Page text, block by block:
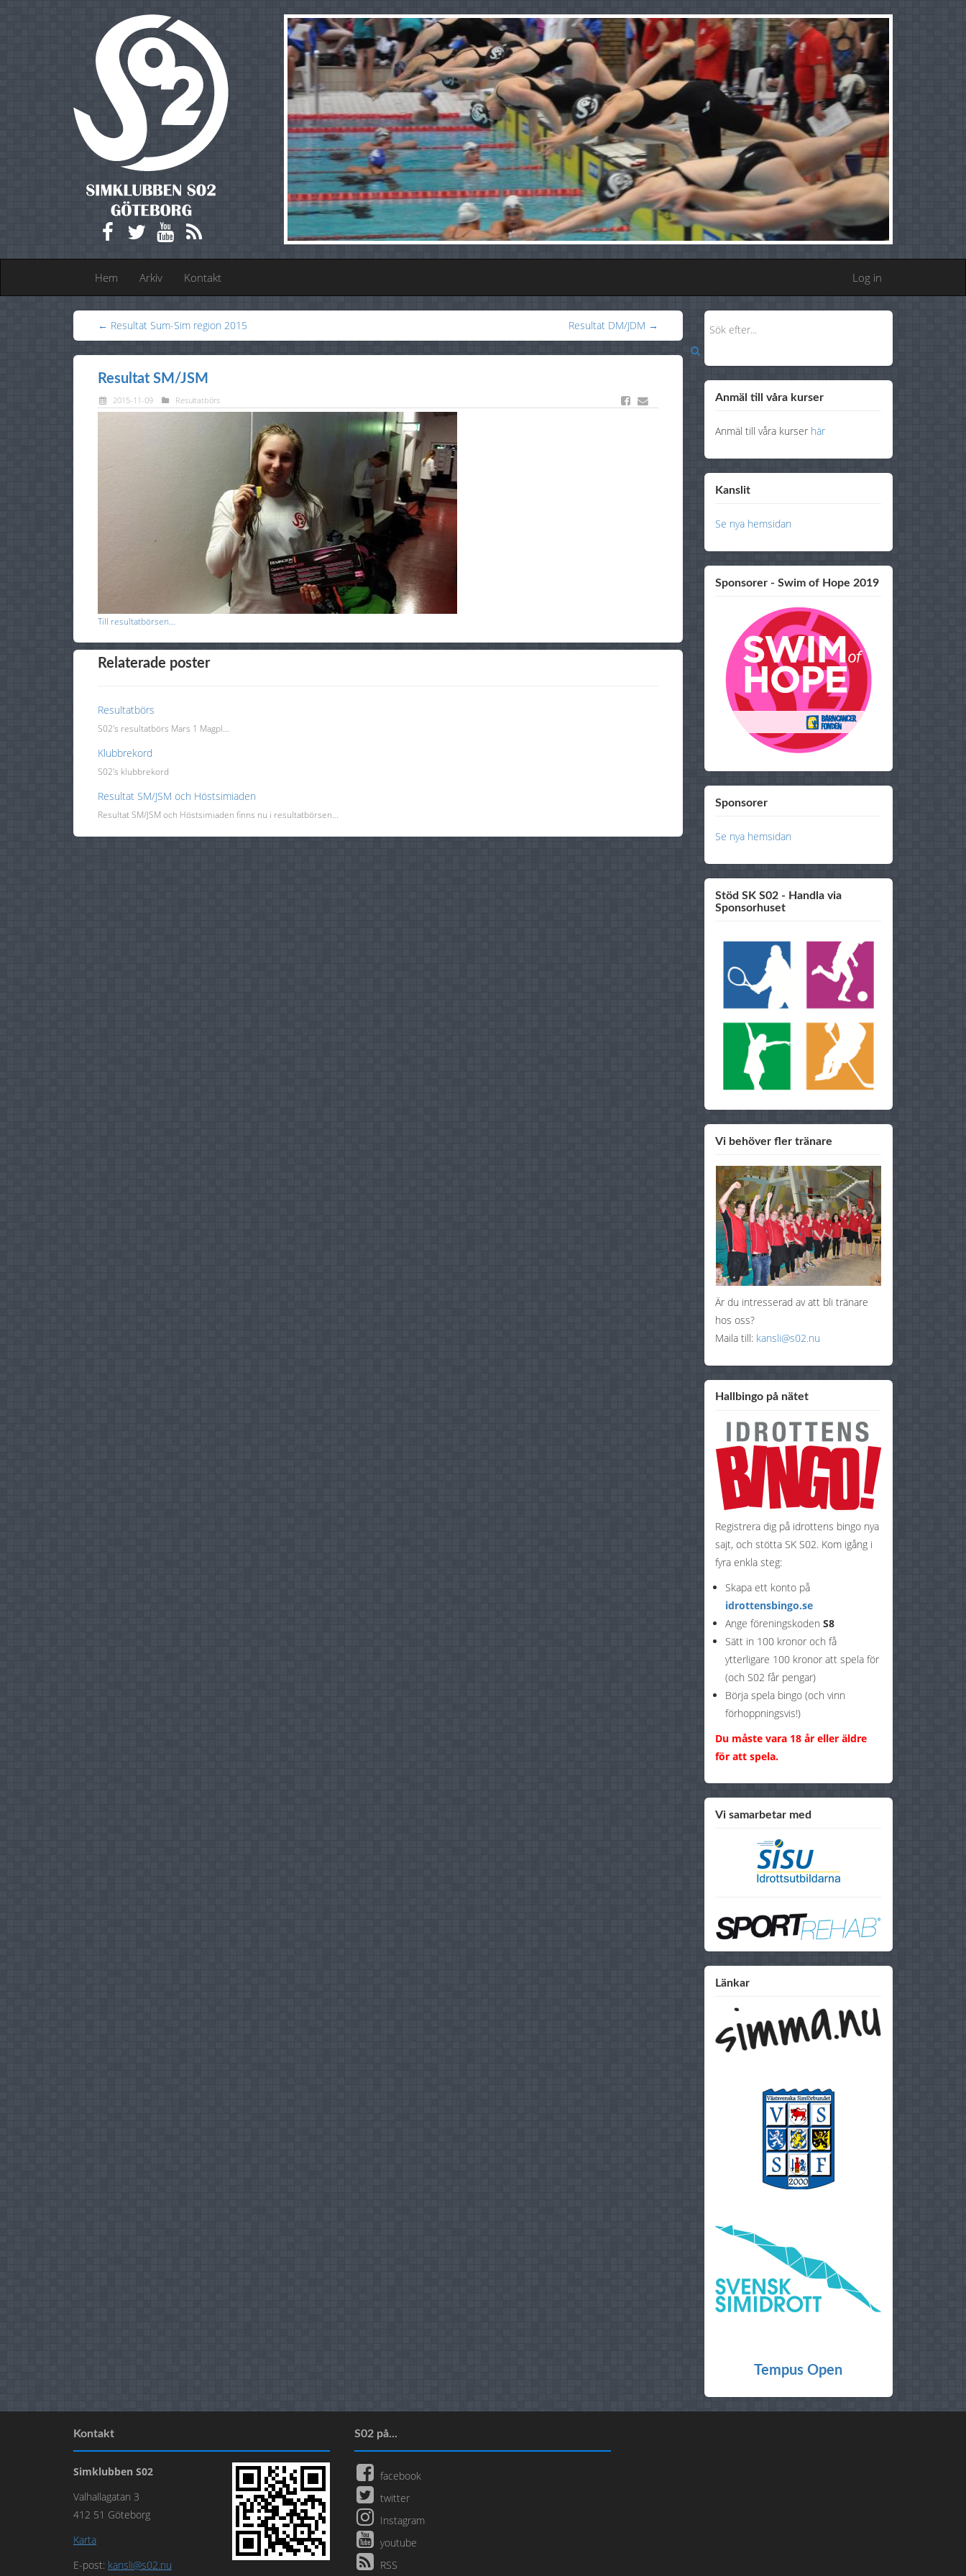
Hem Arkiv Kontakt Log in
← Resultat Sum-Sim region 2015 Resultat DM/JDM →
Resultat SM/JSM
2015-11-09 Resultatbörs
Till resultatbörsen...
Relaterade poster
Resultatbörs
S02's resultatbörs Mars 1 Magpl...
Klubbrekord
S02's klubbrekord
Resultat SM/JSM och Höstsimiaden
Resultat SM/JSM och Höstsimiaden finns nu i resultatbörsen...
Anmäl till våra kurser
Anmäl till våra kurser här
Kanslit
Se nya hemsidan
Sponsorer - Swim of Hope 2019
Sponsorer
Se nya hemsidan
Stöd SK S02 - Handla via
Sponsorhuset
Vi behöver fler tränare
Är du intresserad av att bli tränare
hos oss?
Maila till: kansli@s02.nu
Hallbingo på nätet
Registrera dig på idrottens bingo nya
sajt, och stötta SK S02. Kom igång i
fyra enkla steg:
Skapa ett konto på
idrottensbingo.se
Ange föreningskodenS8
Sätt in 100 kronor och få
ytterligare 100 kronor att spela för
(och S02 får pengar)
Börja spela bingo (och vinn
förhoppningsvis!)
Du måste vara 18 år eller äldre
för att spela.
Vi samarbetar med
Länkar
Tempus Open
Kontakt
Simklubben S02
Valhallagatan 3
412 51 Göteborg
Karta
E-post: kansli@s02.nu
S02 på...
facebook
twitter
Instagram
youtube
RSS